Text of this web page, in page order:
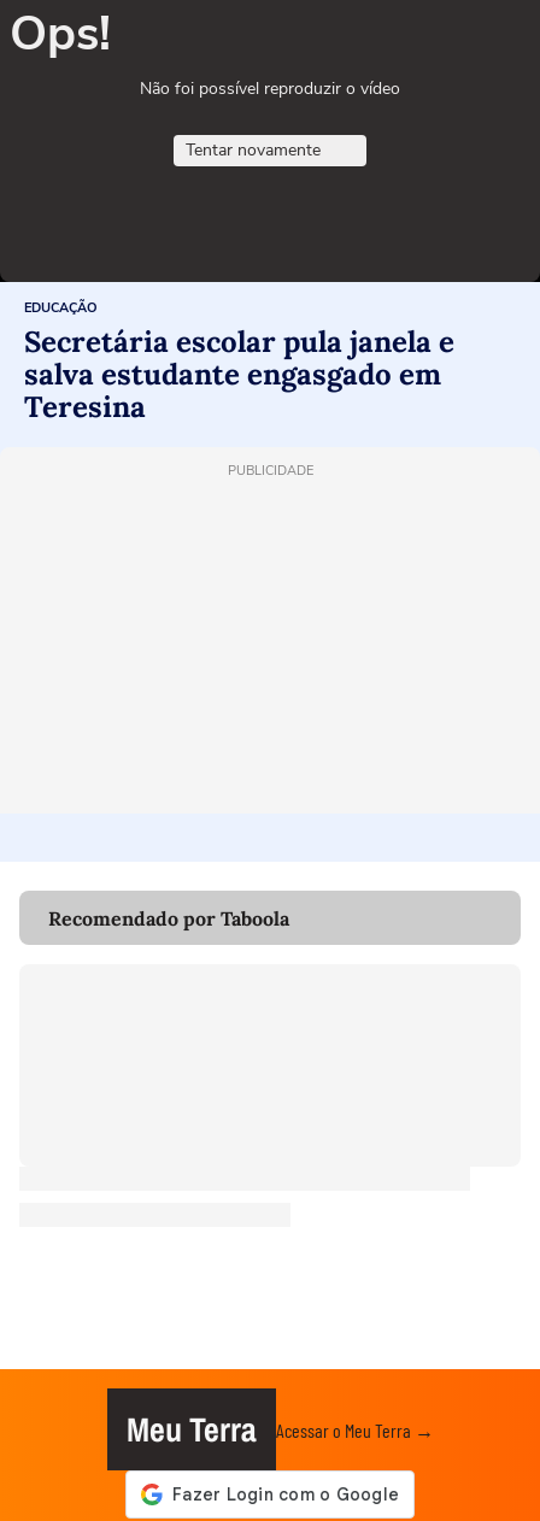
Ops!
Não foi possível reproduzir o vídeo
Tentar novamente
EDUCAÇÃO
Secretária escolar pula janela e
salva estudante engasgado em
Teresina
PUBLICIDADE
Recomendado por Taboola
Meu Terra Acessar o Meu Terra →